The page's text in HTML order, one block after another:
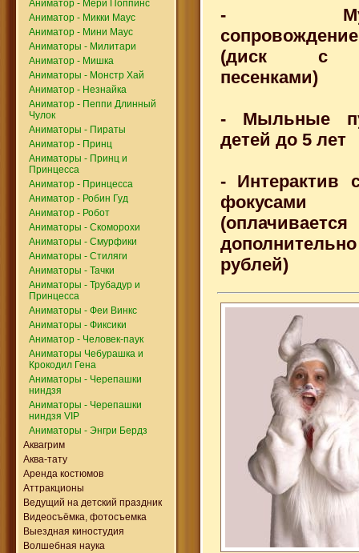
Аниматор - Мери Поппинс
Аниматор - Микки Маус
Аниматор - Мини Маус
Аниматоры - Милитари
Аниматор - Мишка
Аниматоры - Монстр Хай
Аниматор - Незнайка
Аниматор - Пеппи Длинный
Чулок
Аниматоры - Пираты
Аниматор - Принц
Аниматоры - Принц и
Принцесса
Аниматор - Принцесса
Аниматор - Робин Гуд
Аниматор - Робот
Аниматоры - Скоморохи
Аниматоры - Смурфики
Аниматоры - Стиляги
Аниматоры - Тачки
Аниматоры - Трубадур и
Принцесса
Аниматоры - Феи Винкс
Аниматоры - Фиксики
Аниматор - Человек-паук
Аниматоры Чебурашка и
Крокодил Гена
Аниматоры - Черепашки
ниндзя
Аниматоры - Черепашки
ниндзя VIP
Аниматоры - Энгри Бердз
Аквагрим
Аква-тату
Аренда костюмов
Аттракционы
Ведущий на детский праздник
Видеосъёмка, фотосъемка
Выездная киностудия
Волшебная наука
-
сопровождение
(диск с
песенками)
- Мыльные
детей до 5 лет
- Интерактив
фокусами
(оплачивается
рублей)